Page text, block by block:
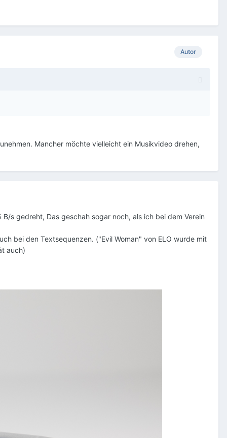
Autor
Mancher möchte vielleicht ein Musikvideo drehen,
s gedreht, Das geschah sogar noch, als ich bei dem Verein
bei den Textsequenzen. ("Evil Woman" von ELO wurde mit
auch)